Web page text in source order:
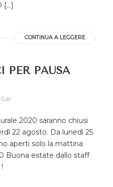
[…]
CONTINUA A LEGGERE
PER PAUSA
2020 saranno chiusi
22 agosto. Da lunedì 25
aperti solo la mattina
Buona estate dallo staff